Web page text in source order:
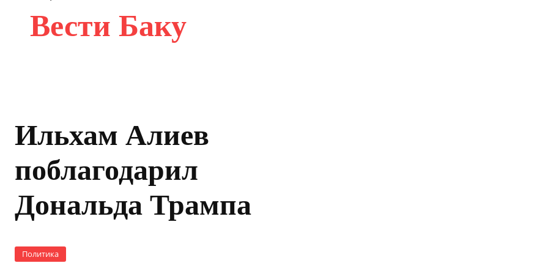
Вести Баку
Ильхам Алиев
поблагодарил
Дональда Трампа
Политика